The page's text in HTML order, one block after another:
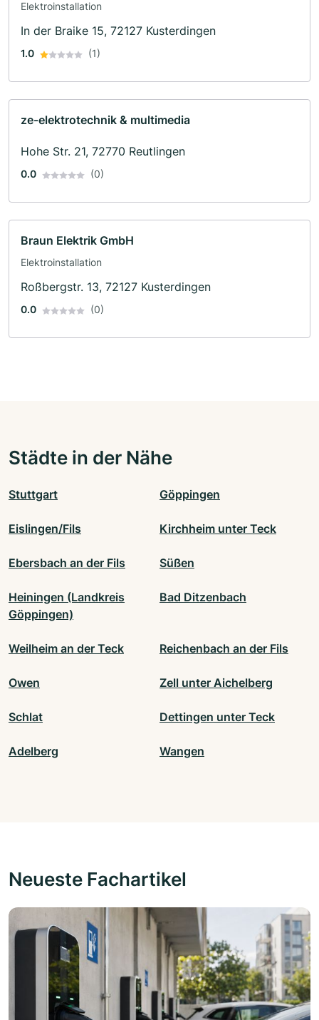
Elektroinstallation
In der Braike 15, 72127 Kusterdingen
1.0 (1)
ze-elektrotechnik & multimedia
Hohe Str. 21, 72770 Reutlingen
0.0 (0)
Braun Elektrik GmbH
Elektroinstallation
Roßbergstr. 13, 72127 Kusterdingen
0.0 (0)
Städte in der Nähe
Stuttgart Göppingen
Eislingen/Fils Kirchheim unter Teck
Ebersbach an der Fils Süßen
Heiningen (Landkreis
Göppingen)
Bad Ditzenbach
Weilheim an der Teck Reichenbach an der Fils
Owen Zell unter Aichelberg
Schlat Dettingen unter Teck
Adelberg Wangen
Neueste Fachartikel